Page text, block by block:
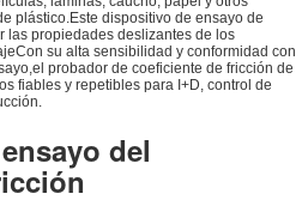
plástico.Este dispositivo de ensayo de
las propiedades deslizantes de los
su alta sensibilidad y conformidad con
probador de coeficiente de fricción de
fiables y repetibles para I+D, control de
del